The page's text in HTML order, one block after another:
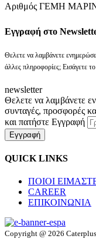
Αριθμός ΓΕΜΗ
Eγγραφή στο
Θελετε να λαμβάνετε
άλλες πληροφορίες; Εισάγετε
newsletter
Θελετε να λαμβάνετε
συνταγές, προσφορές
και πατήστε Εγγραφή
Εγγραφή
QUICK LINKS
ΠΟΙΟΙ
CAREER
ΕΠΙΚΟΙΝΩΝΙΑ
Copyright @ 2026